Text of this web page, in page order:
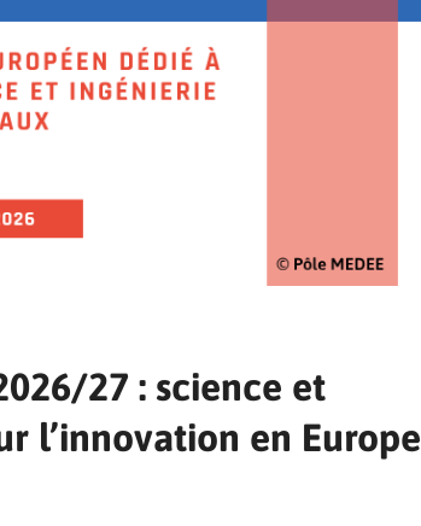
27 : science et
l’innovation en Europe